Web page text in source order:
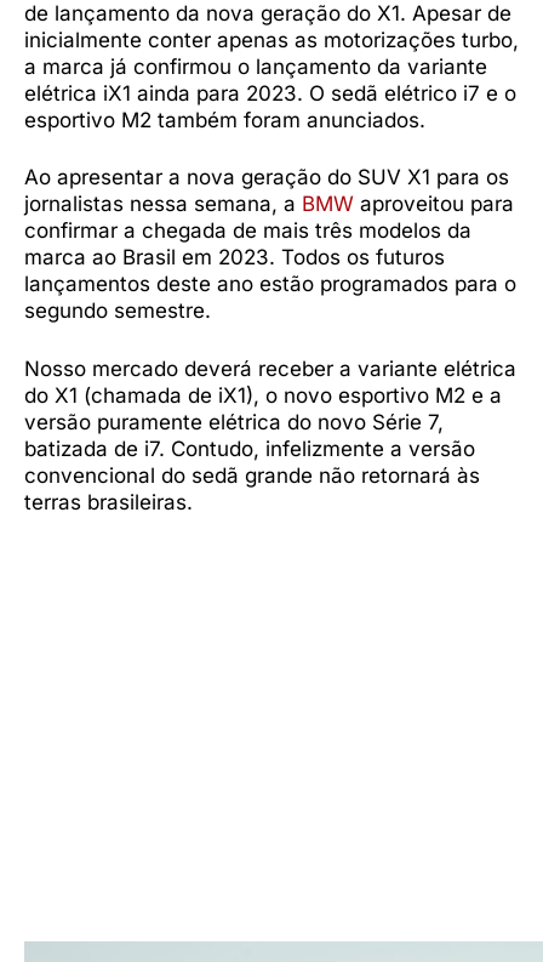
de lançamento da nova geração do X1. Apesar de
inicialmente conter apenas as motorizações turbo,
a marca já confirmou o lançamento da variante
elétrica iX1 ainda para 2023. O sedã elétrico i7 e o
esportivo M2 também foram anunciados.
Ao apresentar a nova geração do SUV X1 para os
jornalistas nessa semana, a BMW aproveitou para
confirmar a chegada de mais três modelos da
marca ao Brasil em 2023. Todos os futuros
lançamentos deste ano estão programados para o
segundo semestre.
Nosso mercado deverá receber a variante elétrica
do X1 (chamada de iX1), o novo esportivo M2 e a
versão puramente elétrica do novo Série 7,
batizada de i7. Contudo, infelizmente a versão
convencional do sedã grande não retornará às
terras brasileiras.